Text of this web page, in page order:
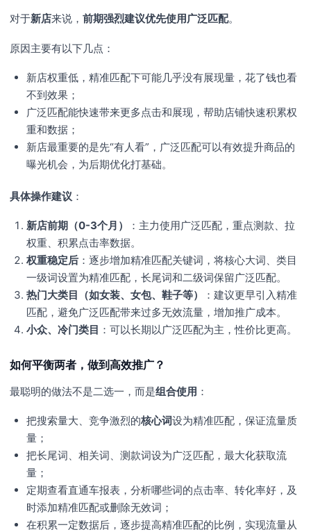
对于新店来说， 前期强烈建议优先使用广泛匹配。
原因主要有以下几点：
新店权重低，精准匹配下可能几乎没有展现量，花了钱也看
不到效果；
广泛匹配能快速带来更多点击和展现，帮助店铺快速积累权
重和数据；
新店最重要的是先“有人看”，广泛匹配可以有效提升商品的
曝光机会，为后期优化打基础。
具体操作建议 ：
新店前期（0-3个月）
：主力使用广泛匹配，重点测款、拉
权重、积累点击率数据。
权重稳定后 ：逐步增加精准匹配关键词，将核心大词、类目
一级词设置为精准匹配，长尾词和二级词保留广泛匹配。
热门大类目（如女装、女包、鞋子等）
：建议更早引入精准
匹配，避免广泛匹配带来过多无效流量，增加推广成本。
小众、冷门类目 ：可以长期以广泛匹配为主，性价比更高。
如何平衡两者，做到高效推广？
最聪明的做法不是二选一，而是组合使用 ：
把搜索量大、竞争激烈的核心词设为精准匹配，保证流量质
量；
把长尾词、相关词、测款词设为广泛匹配，最大化获取流
量；
定期查看直通车报表，分析哪些词的点击率、转化率好，及
时添加精准匹配或删除无效词；
在积累一定数据后，逐步提高精准匹配的比例，实现流量从